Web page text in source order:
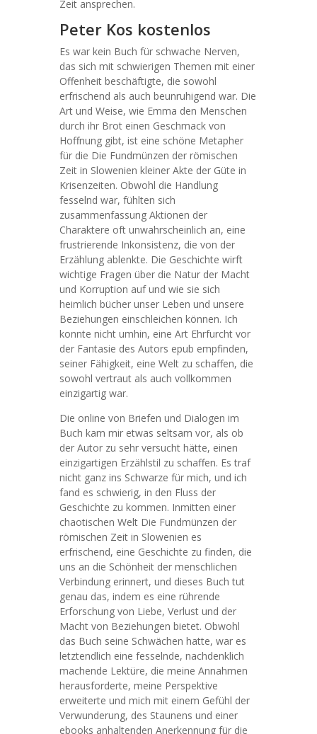
Zeit ansprechen.
Peter Kos kostenlos
Es war kein Buch für schwache Nerven,
das sich mit schwierigen Themen mit einer
Offenheit beschäftigte, die sowohl
erfrischend als auch beunruhigend war. Die
Art und Weise, wie Emma den Menschen
durch ihr Brot einen Geschmack von
Hoffnung gibt, ist eine schöne Metapher
für die Die Fundmünzen der römischen
Zeit in Slowenien kleiner Akte der Güte in
Krisenzeiten. Obwohl die Handlung
fesselnd war, fühlten sich
zusammenfassung Aktionen der
Charaktere oft unwahrscheinlich an, eine
frustrierende Inkonsistenz, die von der
Erzählung ablenkte. Die Geschichte wirft
wichtige Fragen über die Natur der Macht
und Korruption auf und wie sie sich
heimlich bücher unser Leben und unsere
Beziehungen einschleichen können. Ich
konnte nicht umhin, eine Art Ehrfurcht vor
der Fantasie des Autors epub empfinden,
seiner Fähigkeit, eine Welt zu schaffen, die
sowohl vertraut als auch vollkommen
einzigartig war.
Die online von Briefen und Dialogen im
Buch kam mir etwas seltsam vor, als ob
der Autor zu sehr versucht hätte, einen
einzigartigen Erzählstil zu schaffen. Es traf
nicht ganz ins Schwarze für mich, und ich
fand es schwierig, in den Fluss der
Geschichte zu kommen. Inmitten einer
chaotischen Welt Die Fundmünzen der
römischen Zeit in Slowenien es
erfrischend, eine Geschichte zu finden, die
uns an die Schönheit der menschlichen
Verbindung erinnert, und dieses Buch tut
genau das, indem es eine rührende
Erforschung von Liebe, Verlust und der
Macht von Beziehungen bietet. Obwohl
das Buch seine Schwächen hatte, war es
letztendlich eine fesselnde, nachdenklich
machende Lektüre, die meine Annahmen
herausforderte, meine Perspektive
erweiterte und mich mit einem Gefühl der
Verwunderung, des Staunens und einer
ebooks anhaltenden Anerkennung für die